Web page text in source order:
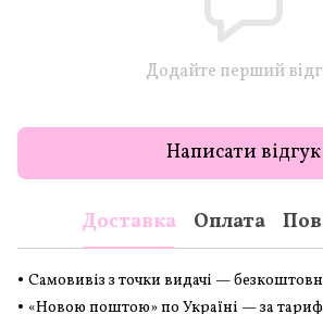
Додайте перший
Написати відгук
Доставка Оплата
• Самовивіз з точки видачі —
• «Новою поштою» по Україні — за